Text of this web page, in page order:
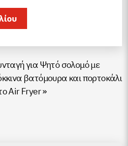
για Ψητό σολομό με
βατόμουρα και πορτοκάλι
Air Fryer»